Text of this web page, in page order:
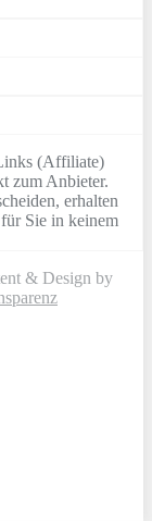
(Affiliate)
zum Anbieter.
erhalten
Sie in keinem
& Design by